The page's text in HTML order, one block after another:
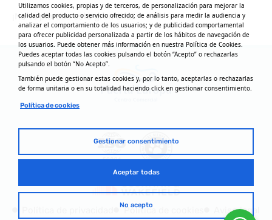
¡No te pierdas esta gran cita!
Política de cookies Aviso legal
Utilizamos cookies, propias y de terceros, de personalización para mejorar la
calidad del producto o servicio ofrecido; de análisis para medir la audiencia y
analizar el comportamiento de los usuarios; y de publicidad comportamental
para ofrecer publicidad personalizada a partir de los hábitos de navegación de
los usuarios. Puede obtener más información en nuestra Política de Cookies.
Puedes aceptar todas las cookies pulsando el botón “Acepto” o rechazarlas
pulsando el botón “No Acepto”.
También puede gestionar estas cookies y, por lo tanto, aceptarlas o rechazarlas
de forma unitaria o en su totalidad haciendo click en gestionar consentimiento.
Política de cookies
Gestionar consentimiento
Aceptar todas
No acepto